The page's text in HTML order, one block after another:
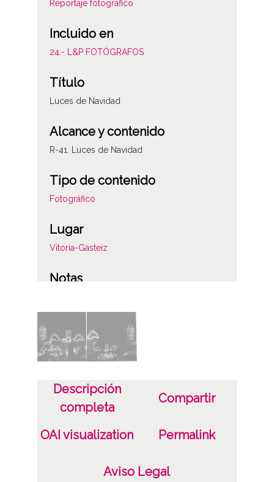
Reportaje fotográfico
Incluido en
24.- L&P FOTÓGRAFOS
Título
Luces de Navidad
Alcance y contenido
R-41. Luces de Navidad
Tipo de contenido
Fotográfico
Lugar
Vitoria-Gasteiz
Notas
Licencia de las imágenes
CC BY-NC-SA 4.0
Descripción
completa
Compartir
OAI visualization Permalink
Aviso Legal